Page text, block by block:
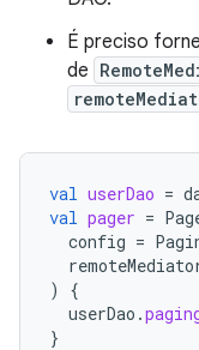
É preciso
de
val userDao =
val pager =
config =
)
{
userDao .
}